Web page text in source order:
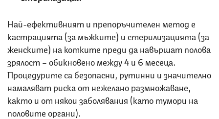
Най-ефективният и препоръчителен метод е
кастрацията (за мъжките) и стерилизацията (за
женските) на котките преди да навършат полова
зрялост – обикновено между 4 и 6 месеца.
Процедурите са безопасни, рутинни и значително
намаляват риска от нежелано размножаване,
както и от някои заболявания (като тумори на
половите органи).